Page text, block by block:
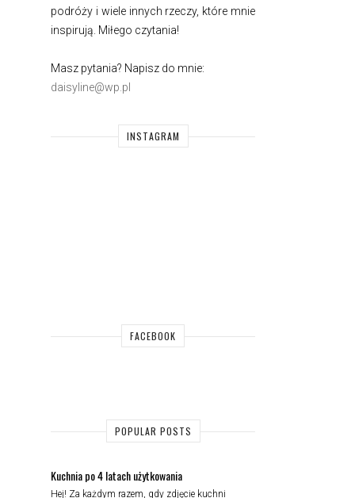
podróży i wiele innych rzeczy, które mnie
inspirują. Miłego czytania!
Masz pytania? Napisz do mnie:
daisyline@wp.pl
INSTAGRAM
FACEBOOK
POPULAR POSTS
Kuchnia po 4 latach użytkowania
Hej! Za każdym razem, gdy zdjęcie kuchni